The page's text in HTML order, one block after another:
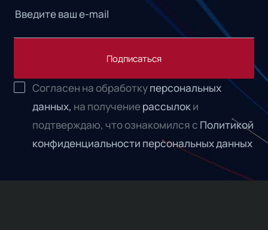
Подписаться
Согласен на обработкуперсональных
данных, на получениерассылоки
подтверждаю, что ознакомился с Политикой
конфиденциальности персональных данных